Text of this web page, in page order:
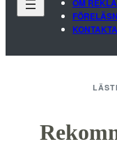
OM